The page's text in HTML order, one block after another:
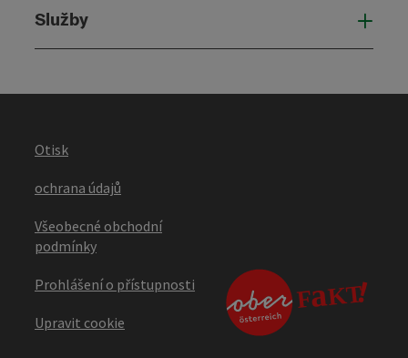
Služby
Otisk
ochrana údajů
Všeobecné obchodní
podmínky
Prohlášení o přístupnosti
Upravit cookie